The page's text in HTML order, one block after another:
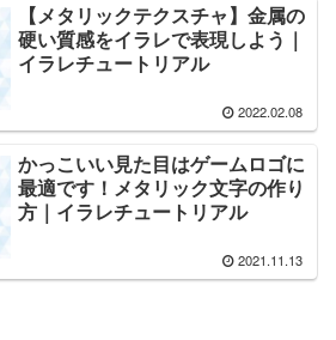
【メタリックテクスチャ】金属の
硬い質感をイラレで表現しよう｜
イラレチュートリアル
2022.02.08
かっこいい見た目はゲームロゴに
最適です！メタリック文字の作り
方｜イラレチュートリアル
2021.11.13